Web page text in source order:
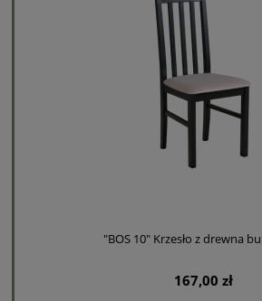
"BOS 10" Krzesło z drewna
167,00 zł